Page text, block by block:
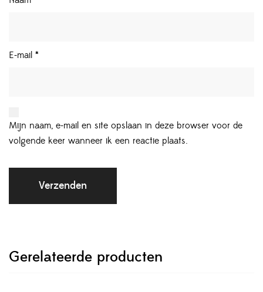
E-mail *
Mijn naam, e-mail en site opslaan in deze browser voor de
volgende keer wanneer ik een reactie plaats.
Gerelateerde producten